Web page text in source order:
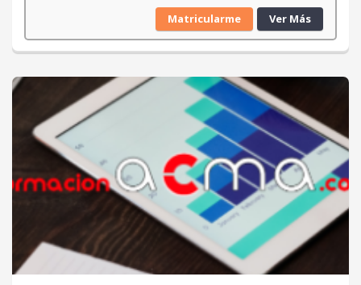
Matricularme Ver Más